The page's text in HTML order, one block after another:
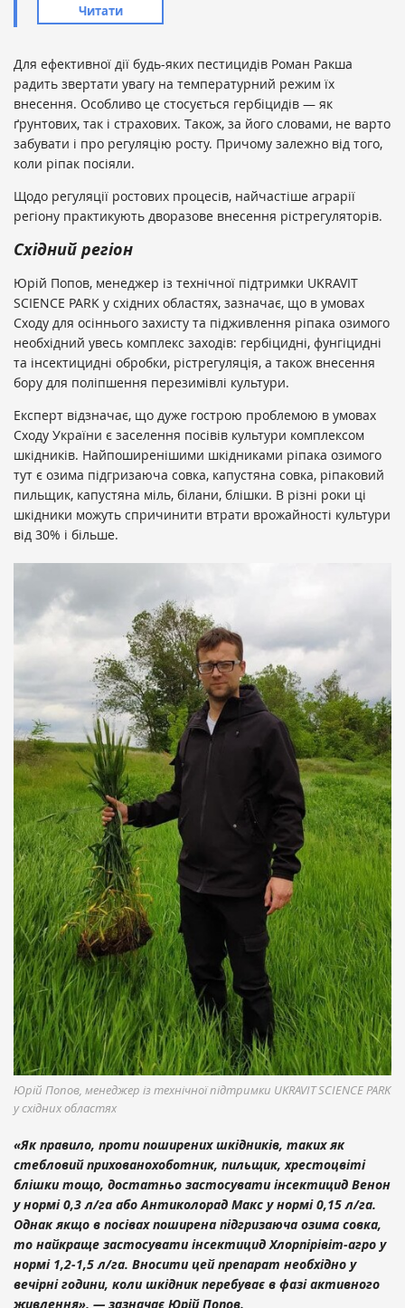
Читати
Для ефективної дії будь-яких пестицидів Роман Ракша
радить звертати увагу на температурний режим їх
внесення. Особливо це стосується гербіцидів — як
ґрунтових, так і страхових. Також, за його словами, не варто
забувати і про регуляцію росту. Причому залежно від того,
коли ріпак посіяли.
Щодо регуляції ростових процесів, найчастіше аграрії
регіону практикують дворазове внесення рістрегуляторів.
Східний регіон
Юрій Попов, менеджер із технічної підтримки UKRAVIT
SCIENCE PARK у східних областях, зазначає, що в умовах
Сходу для осіннього захисту та підживлення ріпака озимого
необхідний увесь комплекс заходів: гербіцидні, фунгіцидні
та інсектицидні обробки, рістрегуляція, а також внесення
бору для поліпшення перезимівлі культури.
Експерт відзначає, що дуже гострою проблемою в умовах
Сходу України є заселення посівів культури комплексом
шкідників. Найпоширенішими шкідниками ріпака озимого
тут є озима підгризаюча совка, капустяна совка, ріпаковий
пильщик, капустяна міль, білани, блішки. В різні роки ці
шкідники можуть спричинити втрати врожайності культури
від 30% і більше.
Юрій Попов, менеджер із технічної підтримки UKRAVIT SCIENCE PARK
у східних областях
«Як правило, проти поширених шкідників, таких як
стебловий прихованохоботник, пильщик, хрестоцвіті
блішки тощо, достатньо застосувати інсектицид Венон
у нормі 0,3 л/га або Антиколорад Макс у нормі 0,15 л/га.
Однак якщо в посівах поширена підгризаюча озима совка,
то найкраще застосувати інсектицид Хлорпірівіт-агро у
нормі 1,2-1,5 л/га. Вносити цей препарат необхідно у
вечірні години, коли шкідник перебуває в фазі активного
живлення», — зазначає Юрій Попов.